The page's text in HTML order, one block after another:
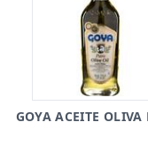
GOYA ACEITE OLIVA